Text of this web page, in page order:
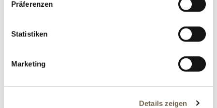
Präferenzen
Statistiken
Marketing
Details zeigen